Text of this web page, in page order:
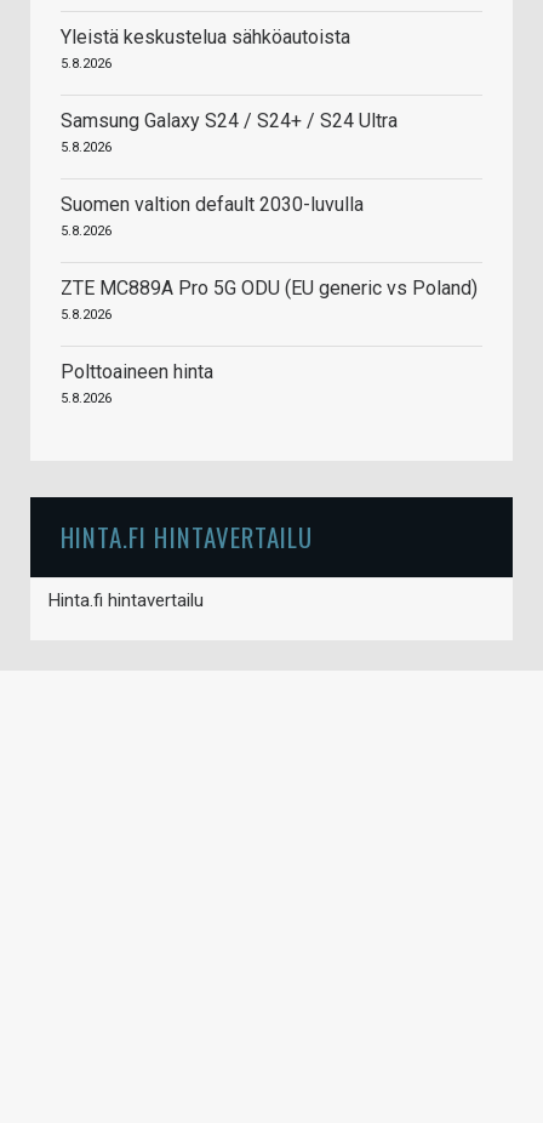
Yleistä keskustelua sähköautoista
5.8.2026
Samsung Galaxy S24 / S24+ / S24 Ultra
5.8.2026
Suomen valtion default 2030-luvulla
5.8.2026
ZTE MC889A Pro 5G ODU (EU generic vs Poland)
5.8.2026
Polttoaineen hinta
5.8.2026
HINTA.FI HINTAVERTAILU
Hinta.fi hintavertailu